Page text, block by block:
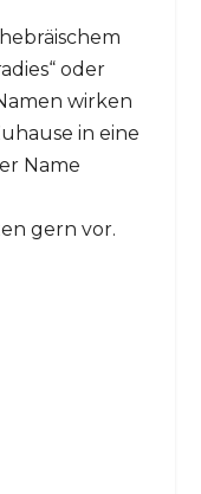
oder
wirken
in eine
Name
gern vor.